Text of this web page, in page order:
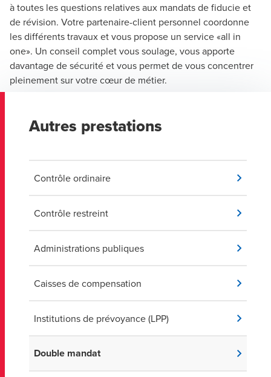
à toutes les questions relatives aux mandats de fiducie et
de révision. Votre partenaire-client personnel coordonne
les différents travaux et vous propose un service «all in
one». Un conseil complet vous soulage, vous apporte
davantage de sécurité et vous permet de vous concentrer
pleinement sur votre cœur de métier.
Autres prestations
Contrôle ordinaire
Contrôle restreint
Administrations publiques
Caisses de compensation
Institutions de prévoyance (LPP)
Double mandat